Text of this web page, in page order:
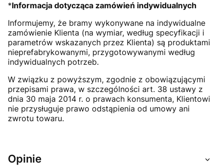
*Informacja dotycząca zamówień indywidualnych
Informujemy, że bramy wykonywane na indywidualne
zamówienie Klienta (na wymiar, według specyfikacji i
parametrów wskazanych przez Klienta) są produktami
nieprefabrykowanymi, przygotowywanymi według
indywidualnych potrzeb.
W związku z powyższym, zgodnie z obowiązującymi
przepisami prawa, w szczególności art. 38 ustawy z
dnia 30 maja 2014 r. o prawach konsumenta, Klientowi
nie przysługuje prawo odstąpienia od umowy ani
zwrotu towaru.
Opinie